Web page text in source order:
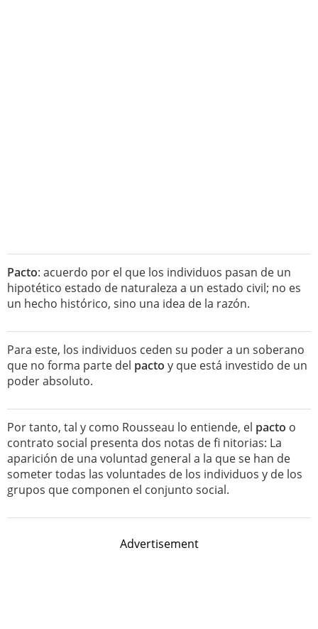
Pacto: acuerdo por el que los individuos pasan de un
hipotético estado de naturaleza a un estado civil; no es
un hecho histórico, sino una idea de la razón.
Para este, los individuos ceden su poder a un soberano
que no forma parte del pacto y que está investido de un
poder absoluto.
Por tanto, tal y como Rousseau lo entiende, el pacto o
contrato social presenta dos notas de fi nitorias: La
aparición de una voluntad general a la que se han de
someter todas las voluntades de los individuos y de los
grupos que componen el conjunto social.
Advertisement